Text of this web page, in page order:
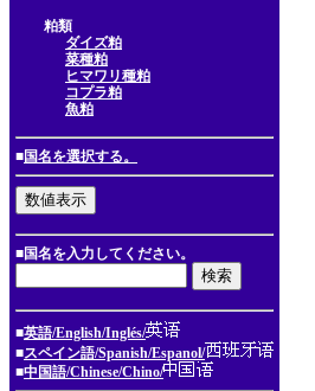
粕類
ダイズ粕
菜種粕
ヒマワリ種粕
コプラ粕
魚粕
■国名を選択する。
■国名を入力してください。
■英語/English/Inglés/
■スペイン語/Spanish/Espanol/
■中国語/Chinese/Chino/